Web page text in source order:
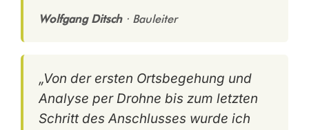
Wolfgang Ditsch· Bauleiter
„Von der ersten Ortsbegehung und
Analyse per Drohne bis zum letzten
Schritt des Anschlusses wurde ich